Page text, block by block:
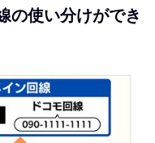
の使い分けができ